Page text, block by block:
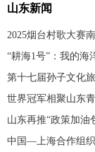
山东新闻
2025烟台村歌大赛
“耕海1号”：我的海
第十七届孙子文化
世界冠军相聚山东
山东再推“政策加油
中国—上海合作组